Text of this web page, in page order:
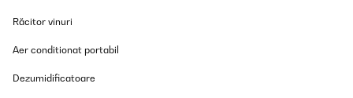
Răcitor vinuri
Aer conditionat portabil
Dezumidificatoare